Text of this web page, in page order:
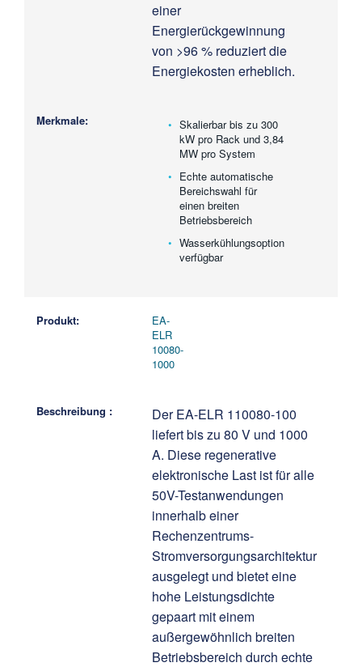
einer
Energierückgewinnung
von >96 % reduziert die
Energiekosten erheblich.
Skalierbar bis zu 300
kW pro Rack und 3,84
MW pro System
Echte automatische
Bereichswahl für
einen breiten
Betriebsbereich
Wasserkühlungsoption
verfügbar
EA-
ELR
10080-
1000
Der EA-ELR 110080-100
liefert bis zu 80 V und 1000
A. Diese regenerative
elektronische Last ist für alle
50V-Testanwendungen
innerhalb einer
Rechenzentrums-
Stromversorgungsarchitektur
ausgelegt und bietet eine
hohe Leistungsdichte
gepaart mit einem
außergewöhnlich breiten
Betriebsbereich durch echte